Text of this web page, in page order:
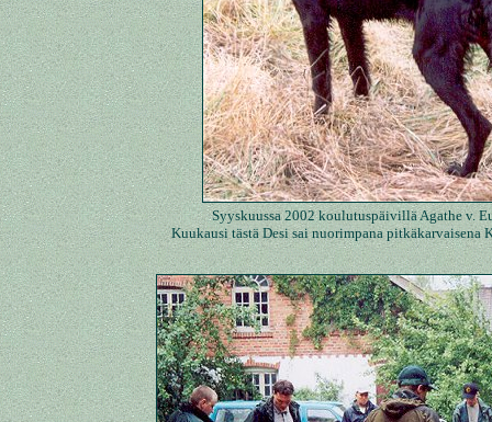
Syyskuussa 2002 koulutuspäivillä Agathe v.
Kuukausi tästä Desi sai nuorimpana pitkäkarvaisena